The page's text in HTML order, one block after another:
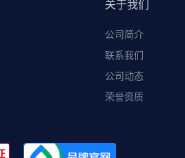
关于我们
公司简介
联系我们
公司动态
荣誉资质